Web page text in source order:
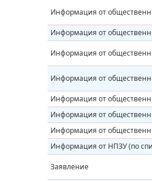
Информация от
Информация от
Информация от
Информация от
Информация от
Информация от
Информация от
Информация от НПЗУ (по
Заявление